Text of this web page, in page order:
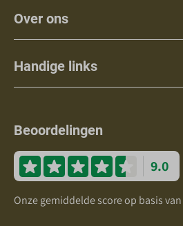
Over ons
Handige links
Beoordelingen
9.0
Onze gemiddelde score op basis van